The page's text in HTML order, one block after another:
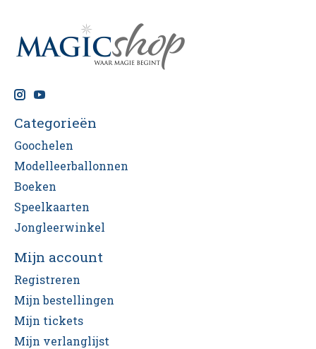
Categorieën
Goochelen
Modelleerballonnen
Boeken
Speelkaarten
Jongleerwinkel
Mijn account
Registreren
Mijn bestellingen
Mijn tickets
Mijn verlanglijst